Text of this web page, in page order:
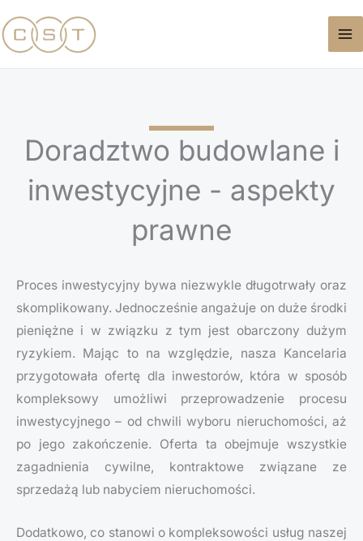
do
treści
Doradztwo budowlane i
inwestycyjne - aspekty
prawne
Proces inwestycyjny bywa niezwykle długotrwały oraz
skomplikowany. Jednocześnie angażuje on duże środki
pieniężne i w związku z tym jest obarczony dużym
ryzykiem. Mając to na względzie, nasza Kancelaria
przygotowała ofertę dla inwestorów, która w sposób
kompleksowy umożliwi przeprowadzenie procesu
inwestycyjnego – od chwili wyboru nieruchomości, aż
po jego zakończenie. Oferta ta obejmuje wszystkie
zagadnienia cywilne, kontraktowe związane ze
sprzedażą lub nabyciem nieruchomości.
Dodatkowo, co stanowi o kompleksowości usług naszej